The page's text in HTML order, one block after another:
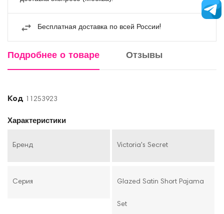
Бесплатная доставка по всей России!
Подробнее о товаре Отзывы
Код 11253923
Характеристики
Бренд Victoria's Secret
Серия Glazed Satin Short Pajama
Set